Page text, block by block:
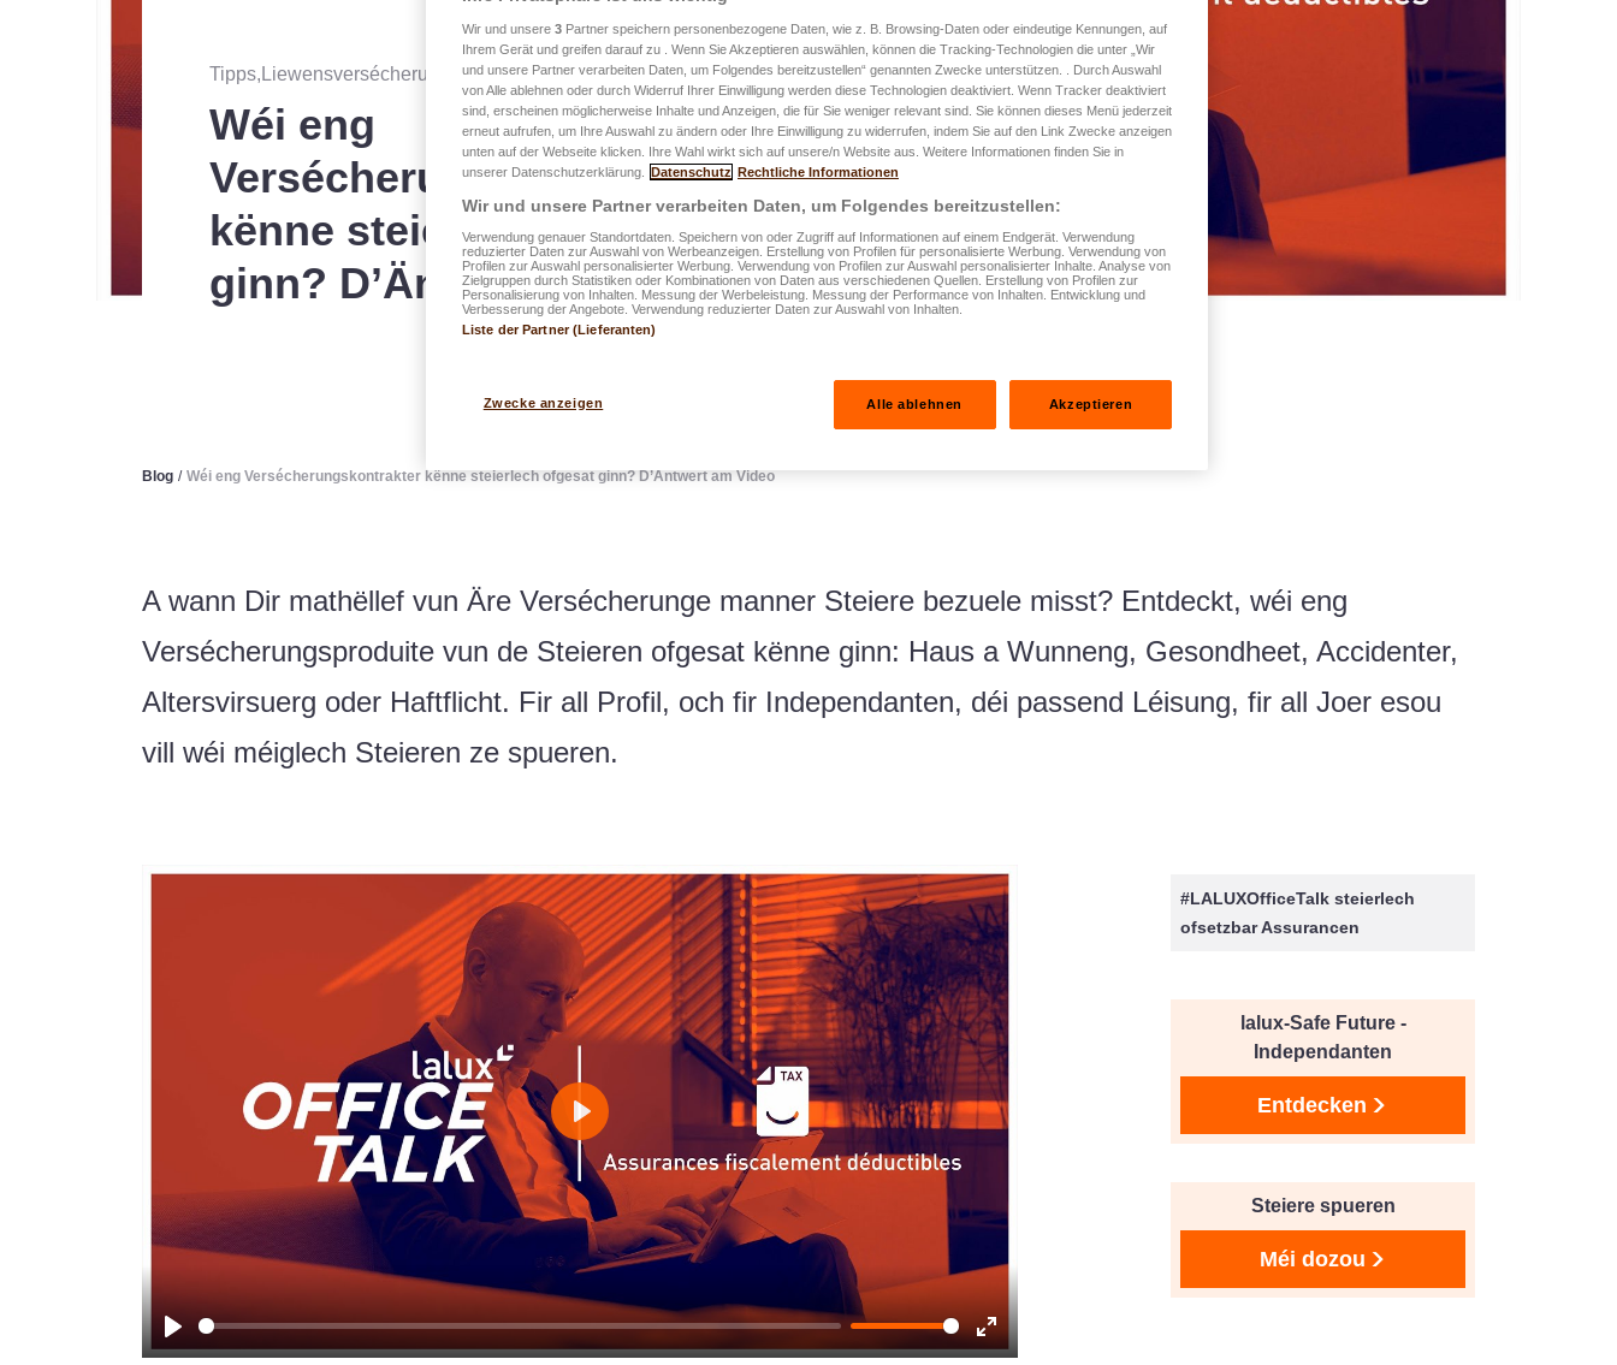
Tipps,Liewensversécherungen・verëffentlecht den 02.01.2026
Wéi eng
Versécherungskontrakter
kënne steierlech ofgesat
ginn? D’Äntwert am Video
Blog / Wéi eng Versécherungskontrakter kënne steierlech ofgesat ginn? D’Äntwert am Video
A wann Dir mathëllef vun Äre Versécherunge manner Steiere bezuele misst? Entdeckt, wéi eng
Versécherungsproduite vun de Steieren ofgesat kënne ginn: Haus a Wunneng, Gesondheet, Accidenter,
Altersvirsuerg oder Haftflicht. Fir all Profil, och fir Independanten, déi passend Léisung, fir all Joer esou
vill wéi méiglech Steieren ze spueren.
#LALUXOfficeTalk steierlech
ofsetzbar Assurancen
lalux-Safe Future -
Independanten
Entdecken
Steiere spueren
Méi dozou
Play
Enter
Play
Wir und unsere 3 Partner speichern personenbezogene Daten, wie z. B. Browsing-Daten oder eindeutige Kennungen, auf
Ihrem Gerät und greifen darauf zu . Wenn Sie Akzeptieren auswählen, können die Tracking-Technologien die unter „Wir
und unsere Partner verarbeiten Daten, um Folgendes bereitzustellen“ genannten Zwecke unterstützen. . Durch Auswahl
von Alle ablehnen oder durch Widerruf Ihrer Einwilligung werden diese Technologien deaktiviert. Wenn Tracker deaktiviert
sind, erscheinen möglicherweise Inhalte und Anzeigen, die für Sie weniger relevant sind. Sie können dieses Menü jederzeit
erneut aufrufen, um Ihre Auswahl zu ändern oder Ihre Einwilligung zu widerrufen, indem Sie auf den Link Zwecke anzeigen
unten auf der Webseite klicken. Ihre Wahl wirkt sich auf unsere/n Website aus. Weitere Informationen finden Sie in
unserer Datenschutzerklärung.
Datenschutz Rechtliche Informationen
Wir und unsere Partner verarbeiten Daten, um Folgendes bereitzustellen:
Verwendung genauer Standortdaten. Speichern von oder Zugriff auf Informationen auf einem Endgerät. Verwendung
reduzierter Daten zur Auswahl von Werbeanzeigen. Erstellung von Profilen für personalisierte Werbung. Verwendung von
Profilen zur Auswahl personalisierter Werbung. Verwendung von Profilen zur Auswahl personalisierter Inhalte. Analyse von
Zielgruppen durch Statistiken oder Kombinationen von Daten aus verschiedenen Quellen. Erstellung von Profilen zur
Personalisierung von Inhalten. Messung der Werbeleistung. Messung der Performance von Inhalten. Entwicklung und
Verbesserung der Angebote. Verwendung reduzierter Daten zur Auswahl von Inhalten.
Liste der Partner (Lieferanten)
Zwecke anzeigen Alle ablehnen Akzeptieren